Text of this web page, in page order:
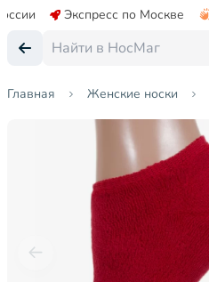
Экспресс по Москве
Главная Женские носки